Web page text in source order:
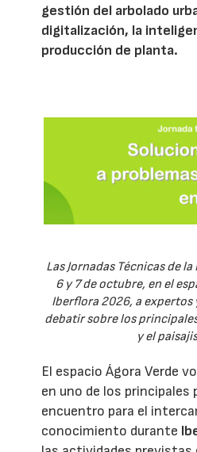
gestión del arbolado
digitalización, la
producción de planta.
Las Jornadas Técnicas de
6 y 7 de octubre, en el
Iberflora 2026, a expertos
debatir sobre los
y el
El espacio Ágora Verde
en uno de los principales
encuentro para el
conocimiento durante